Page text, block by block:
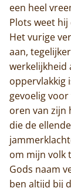
een heel
Plots weet
Het vurige
aan,
werkelijkheid
oppervlakkig
gevoelig
oren van zijn
die de
om mijn volk
Gods naam
ben altijd bij